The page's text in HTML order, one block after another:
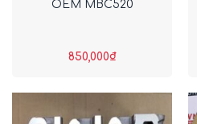
OEM MBC520
850,000₫